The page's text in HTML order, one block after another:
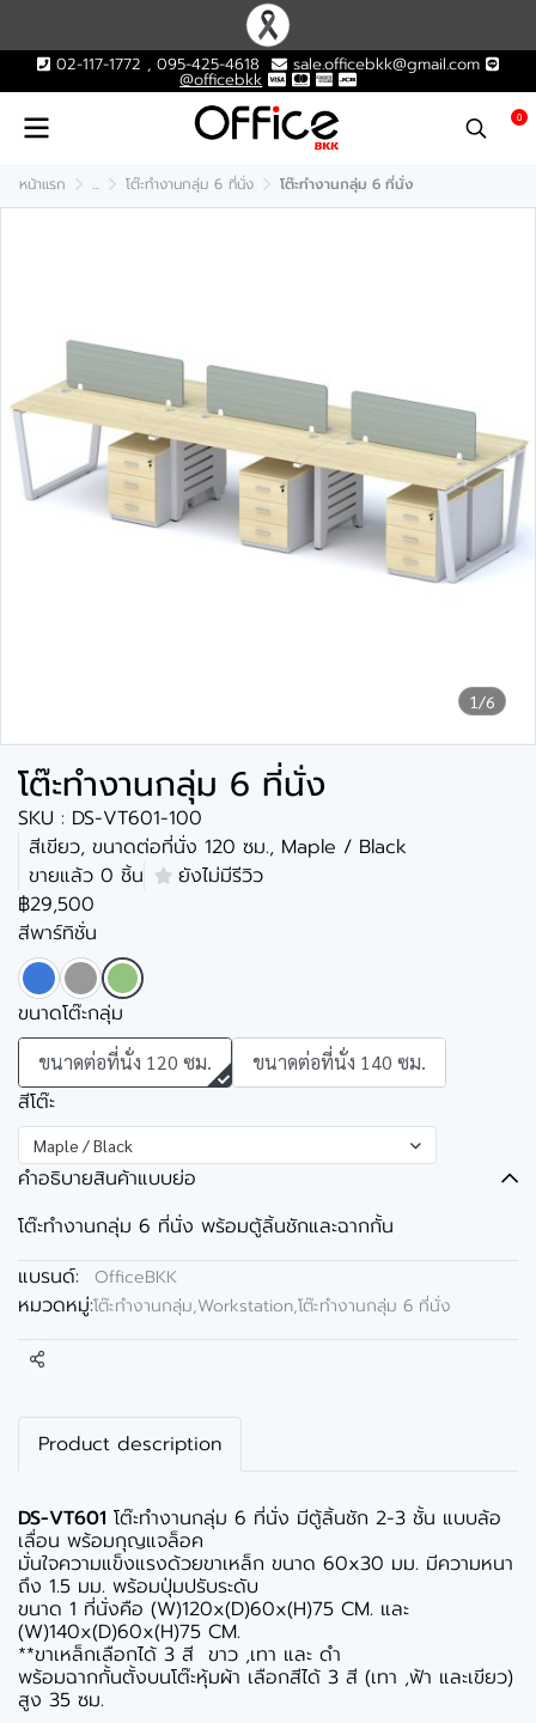
02-117-1772 , 095-425-4618 sale.officebkk@gmail.com
@officebkk
0
หน้าแรก ... โต๊ะทำงานกลุ่ม 6 ที่นั่ง โต๊ะทำงานกลุ่ม 6 ที่นั่ง
1/6
โต๊ะทำงานกลุ่ม 6 ที่นั่ง
SKU : DS-VT601-100
สีเขียว, ขนาดต่อที่นั่ง 120 ซม., Maple / Black
ขายแล้ว 0 ชิ้น
ยังไม่มีรีวิว
฿29,500
สีพาร์ทิชั่น
ขนาดโต๊ะกลุ่ม
ขนาดต่อที่นั่ง 120 ซม. ขนาดต่อที่นั่ง 140 ซม.
สีโต๊ะ
Maple / Black
คำอธิบายสินค้าแบบย่อ
โต๊ะทำงานกลุ่ม 6 ที่นั่ง พร้อมตู้ลิ้นชักและฉากกั้น
แบรนด์:
OfficeBKK
หมวดหมู่:โต๊ะทำงานกลุ่ม,Workstation,โต๊ะทำงานกลุ่ม 6 ที่นั่ง
แชร์
Product description
DS-VT601 โต๊ะทำงานกลุ่ม 6 ที่นั่ง มีตู้ลิ้นชัก 2-3 ชั้น แบบล้อ
เลื่อน พร้อมกุญแจล็อค
มั่นใจความแข็งแรงด้วยขาเหล็ก ขนาด 60x30 มม. มีความหนา
ถึง 1.5 มม. พร้อมปุ่มปรับระดับ
ขนาด 1 ที่นั่งคือ (W)120x(D)60x(H)75 CM. และ
(W)140x(D)60x(H)75 CM.
**ขาเหล็กเลือกได้ 3 สี ขาว ,เทา และ ดำ
พร้อมฉากกั้นตั้งบนโต๊ะหุ้มผ้า เลือกสีได้ 3 สี (เทา ,ฟ้า และเขียว)
สูง 35 ซม.